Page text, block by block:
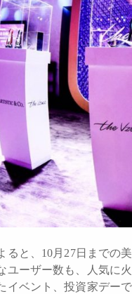
ると、10月27日までの
ユーザー数も、人気に
イベント、投資家デー